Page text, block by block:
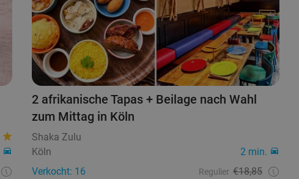
2 afrikanische Tapas + Beilage nach Wahl
zum Mittag in Köln
Shaka Zulu
Köln
2 min.
Verkocht: 16
Regulier €18,85